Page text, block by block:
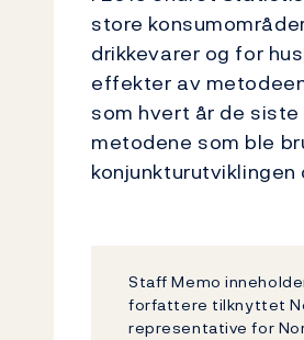
store
drikkevarer og for
effekter av
som hvert år de
metodene som ble
Staff Memo
forfattere tilknyttet
representative for